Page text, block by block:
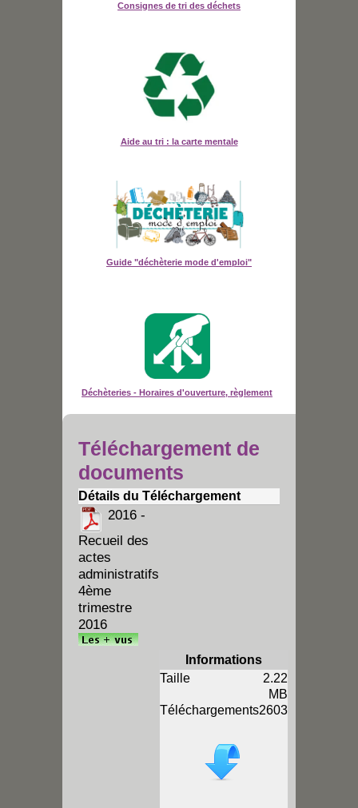
Consignes de tri des déchets
Aide au tri : la carte mentale
Guide "déchèterie mode d'emploi"
Déchèteries - Horaires d'ouverture, règlement
Téléchargement de
documents
Détails du Téléchargement
2016 -
Recueil des
actes
administratifs
4ème
trimestre
2016
Informations
Taille
2.22
MB
Téléchargements2603